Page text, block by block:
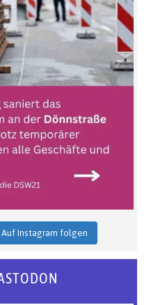
Auf Instagram folgen